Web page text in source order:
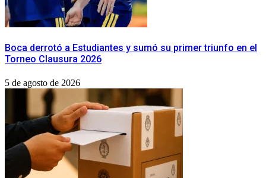
Boca derrotó a Estudiantes y sumó su primer triunfo en el
Torneo Clausura 2026
5 de agosto de 2026